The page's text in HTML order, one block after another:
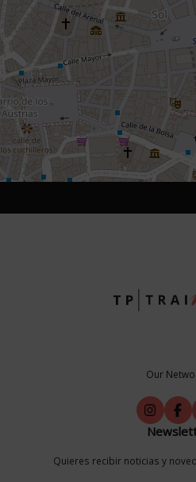
Our
Quieres recibir noticias y